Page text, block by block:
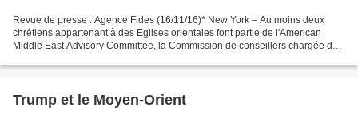
Revue de presse : Agence Fides (16/11/16)* New York – Au moins deux
chrétiens appartenant à des Eglises orientales font partie de l'American
Middle East Advisory Committee, la Commission de conseillers chargée du
Trump et le Moyen-Orient